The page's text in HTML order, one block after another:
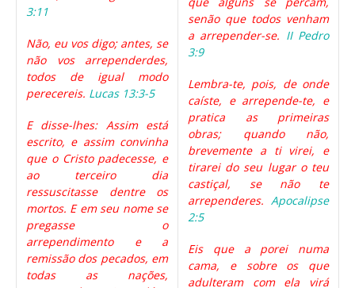
3:11
Não, eu vos digo; antes, se
não vos arrependerdes,
todos de igual modo
perecereis. Lucas 13:3-5
E disse-lhes: Assim está
escrito, e assim convinha
que o Cristo padecesse, e
ao terceiro dia
ressuscitasse dentre os
mortos. E em seu nome se
pregasse o
arrependimento e a
remissão dos pecados, em
todas as nações,
senão que todos venham
a arrepender-se. II Pedro
3:9
Lembra-te, pois, de onde
caíste, e arrepende-te, e
pratica as primeiras
obras; quando não,
brevemente a ti virei, e
tirarei do seu lugar o teu
castiçal, se não te
arrependeres. Apocalipse
2:5
Eis que a porei numa
cama, e sobre os que
adulteram com ela virá